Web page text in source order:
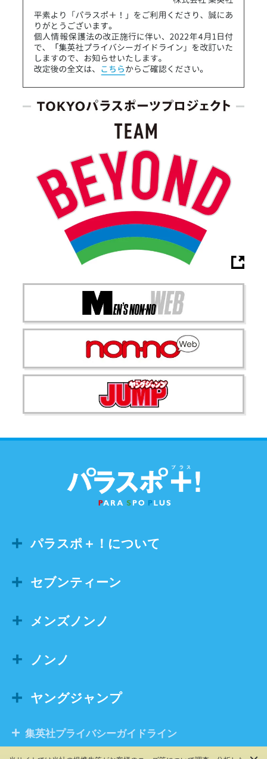
パラスポ＋！について
セブンティーン
メンズノンノ
ノンノ
ヤングジャンプ
集英社プライバシーガイドライン